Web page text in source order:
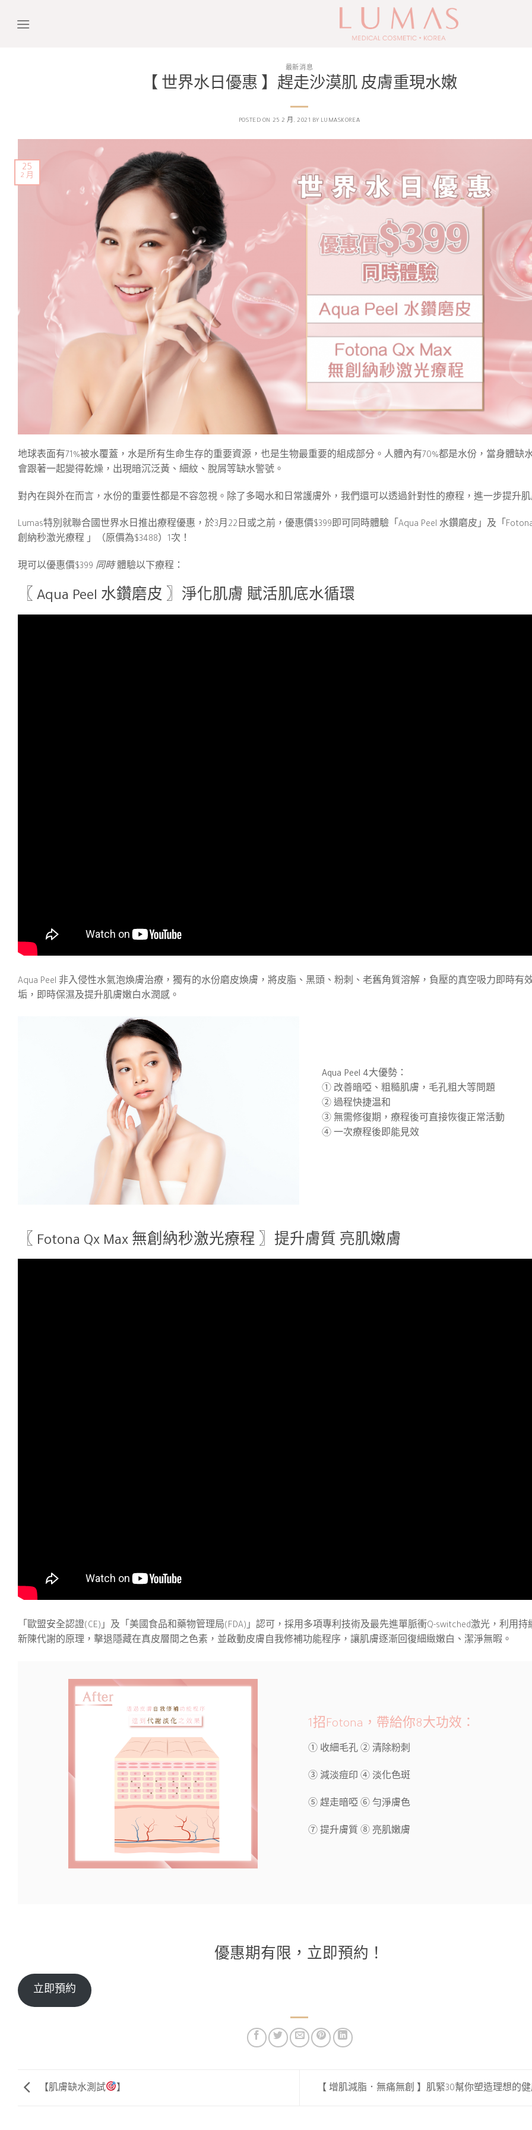
最新消息
【 世界水日優惠 】趕走沙漠肌 皮膚重現水嫩
POSTED ON 25 2 月, 2021 BY LUMASKOREA
25
2 月
地球表面有71%被水覆蓋，水是所有生命生存的重要資源，也是生物最重要的組成部分。人體內有70%都是水份，當身體缺
會跟著一起變得乾燥，出現暗沉泛黃、細紋、脫屑等缺水警號。
對內在與外在而言，水份的重要性都是不容忽視。除了多喝水和日常護膚外，我們還可以透過針對性的療程，進一步提升
Lumas特別就聯合國世界水日推出療程優惠，於3月22日或之前，優惠價$399即可同時體驗「Aqua Peel 水鑽磨皮」及「
創納秒激光療程 」（原價為$3488）1次！
現可以優惠價$399 同時體驗以下療程：
〖 Aqua Peel 水鑽磨皮 〗淨化肌膚 賦活肌底水循環
Aqua Peel 非入侵性水氣泡煥膚治療，獨有的水份磨皮煥膚，將皮脂、黑頭、粉刺、老舊角質溶解，負壓的真空吸力即時有
垢，即時保濕及提升肌膚嫩白水潤感。
Aqua Peel 4大優勢：
① 改善暗啞、粗糙肌膚，毛孔粗大等問題
② 過程快捷温和
③ 無需修復期，療程後可直接恢復正常活動
④ 一次療程後即能見效
〖 Fotona Qx Max 無創納秒激光療程 〗提升膚質 亮肌嫩膚
「歐盟安全認證(CE)」及「美國食品和藥物管理局(FDA)」認可，採用多項專利技術及最先進單脈衝Q-switched激光，利用持
新陳代謝的原理，擊退隱藏在真皮層間之色素，並啟動皮膚自我修補功能程序，讓肌膚逐漸回復細緻嫩白、潔淨無暇。
1招Fotona，帶給你8大功效：
① 收細毛孔 ② 清除粉刺
③ 減淡痘印 ④ 淡化色斑
⑤ 趕走暗啞 ⑥ 勻淨膚色
⑦ 提升膚質 ⑧ 亮肌嫩膚
優惠期有限，立即預約！
立即預約
【肌膚缺水測試 】 【 增肌減脂．無痛無創 】肌緊30幫你塑造理想的